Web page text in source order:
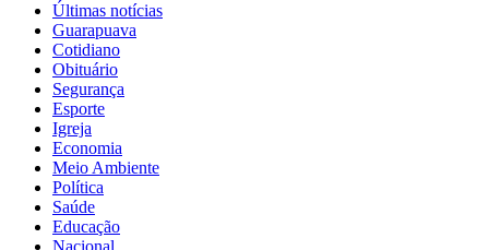
Últimas notícias
Guarapuava
Cotidiano
Obituário
Segurança
Esporte
Igreja
Economia
Meio Ambiente
Política
Saúde
Educação
Nacional